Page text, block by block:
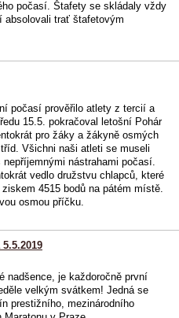
počasí. Štafety se skládaly vždy
absolovali trať štafetovým
počasí prověřilo atlety z tercií a
15.5. pokračoval letošní Pohár
pro žáky a žákyně osmých
Všichni naši atleti se museli
nepříjemnými nástrahami počasí.
vedlo družstvu chlapců, které
4515 bodů na pátém místě.
osmou příčku.
nadšence, je každoročně první
velkým svátkem! Jedná se
prestižního, mezinárodního